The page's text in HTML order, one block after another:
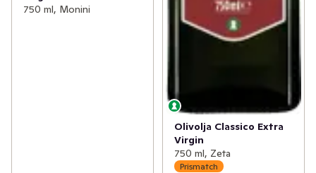
750 ml, Monini
Olivolja Classico Extra
Virgin
750 ml, Zeta
Prismatch